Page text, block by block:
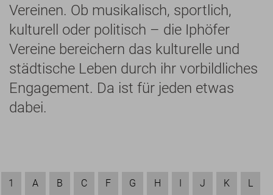
Vereinen. Ob musikalisch, sportlich,
kulturell oder politisch – die Iphöfer
Vereine bereichern das kulturelle und
städtische Leben durch ihr vorbildliches
Engagement. Da ist für jeden etwas
dabei.
1 A B C F G H I J K L